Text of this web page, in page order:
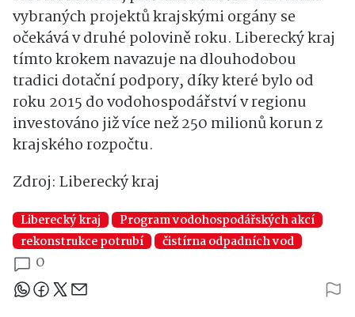
vybraných projektů krajskými orgány se
očekává v druhé polovině roku. Liberecký kraj
tímto krokem navazuje na dlouhodobou
tradici dotační podpory, díky které bylo od
roku 2015 do vodohospodářství v regionu
investováno již více než 250 milionů korun z
krajského rozpočtu.
Zdroj: Liberecký kraj
Liberecký kraj
Program vodohospodářských akcí
rekonstrukce potrubí
čistírna odpadních vod
0
Sdílejte článek